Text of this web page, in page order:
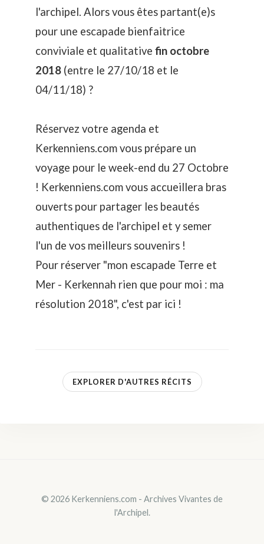
l'archipel. Alors vous êtes partant(e)s
pour une escapade bienfaitrice
conviviale et qualitative fin octobre
2018 (entre le 27/10/18 et le
04/11/18) ?
Réservez votre agenda et
Kerkenniens.com vous prépare un
voyage pour le week-end du 27 Octobre
! Kerkenniens.com vous accueillera bras
ouverts pour partager les beautés
authentiques de l'archipel et y semer
l'un de vos meilleurs souvenirs !
Pour réserver "mon escapade Terre et
Mer - Kerkennah rien que pour moi : ma
résolution 2018", c'est par ici !
EXPLORER D'AUTRES RÉCITS
© 2026 Kerkenniens.com - Archives Vivantes de
l'Archipel.